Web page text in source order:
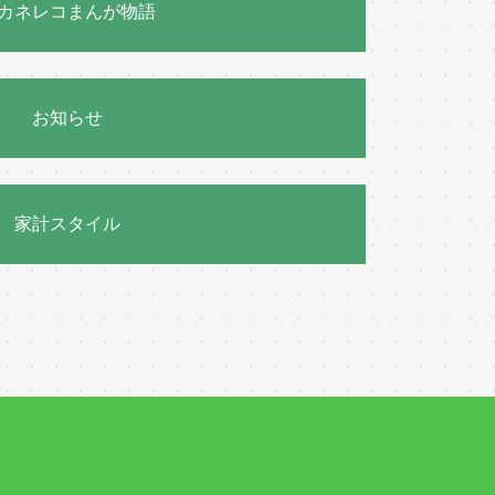
ネレコまんが物語
お知らせ
家計スタイル